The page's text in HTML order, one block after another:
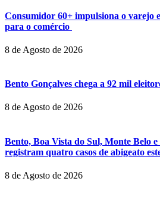
Consumidor 60+ impulsiona o varejo
para o comércio
8 de Agosto de 2026
Bento Gonçalves chega a 92 mil
8 de Agosto de 2026
Bento, Boa Vista do Sul, Monte Belo
registram quatro casos de abigeato
8 de Agosto de 2026